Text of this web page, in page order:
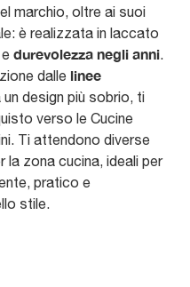
marchio, oltre ai suoi
è realizzata in laccato
durevolezza negli anni.
dalle linee
design più sobrio, ti
verso le Cucine
Ti attendono diverse
la zona cucina, ideali per
pratico e
stile.